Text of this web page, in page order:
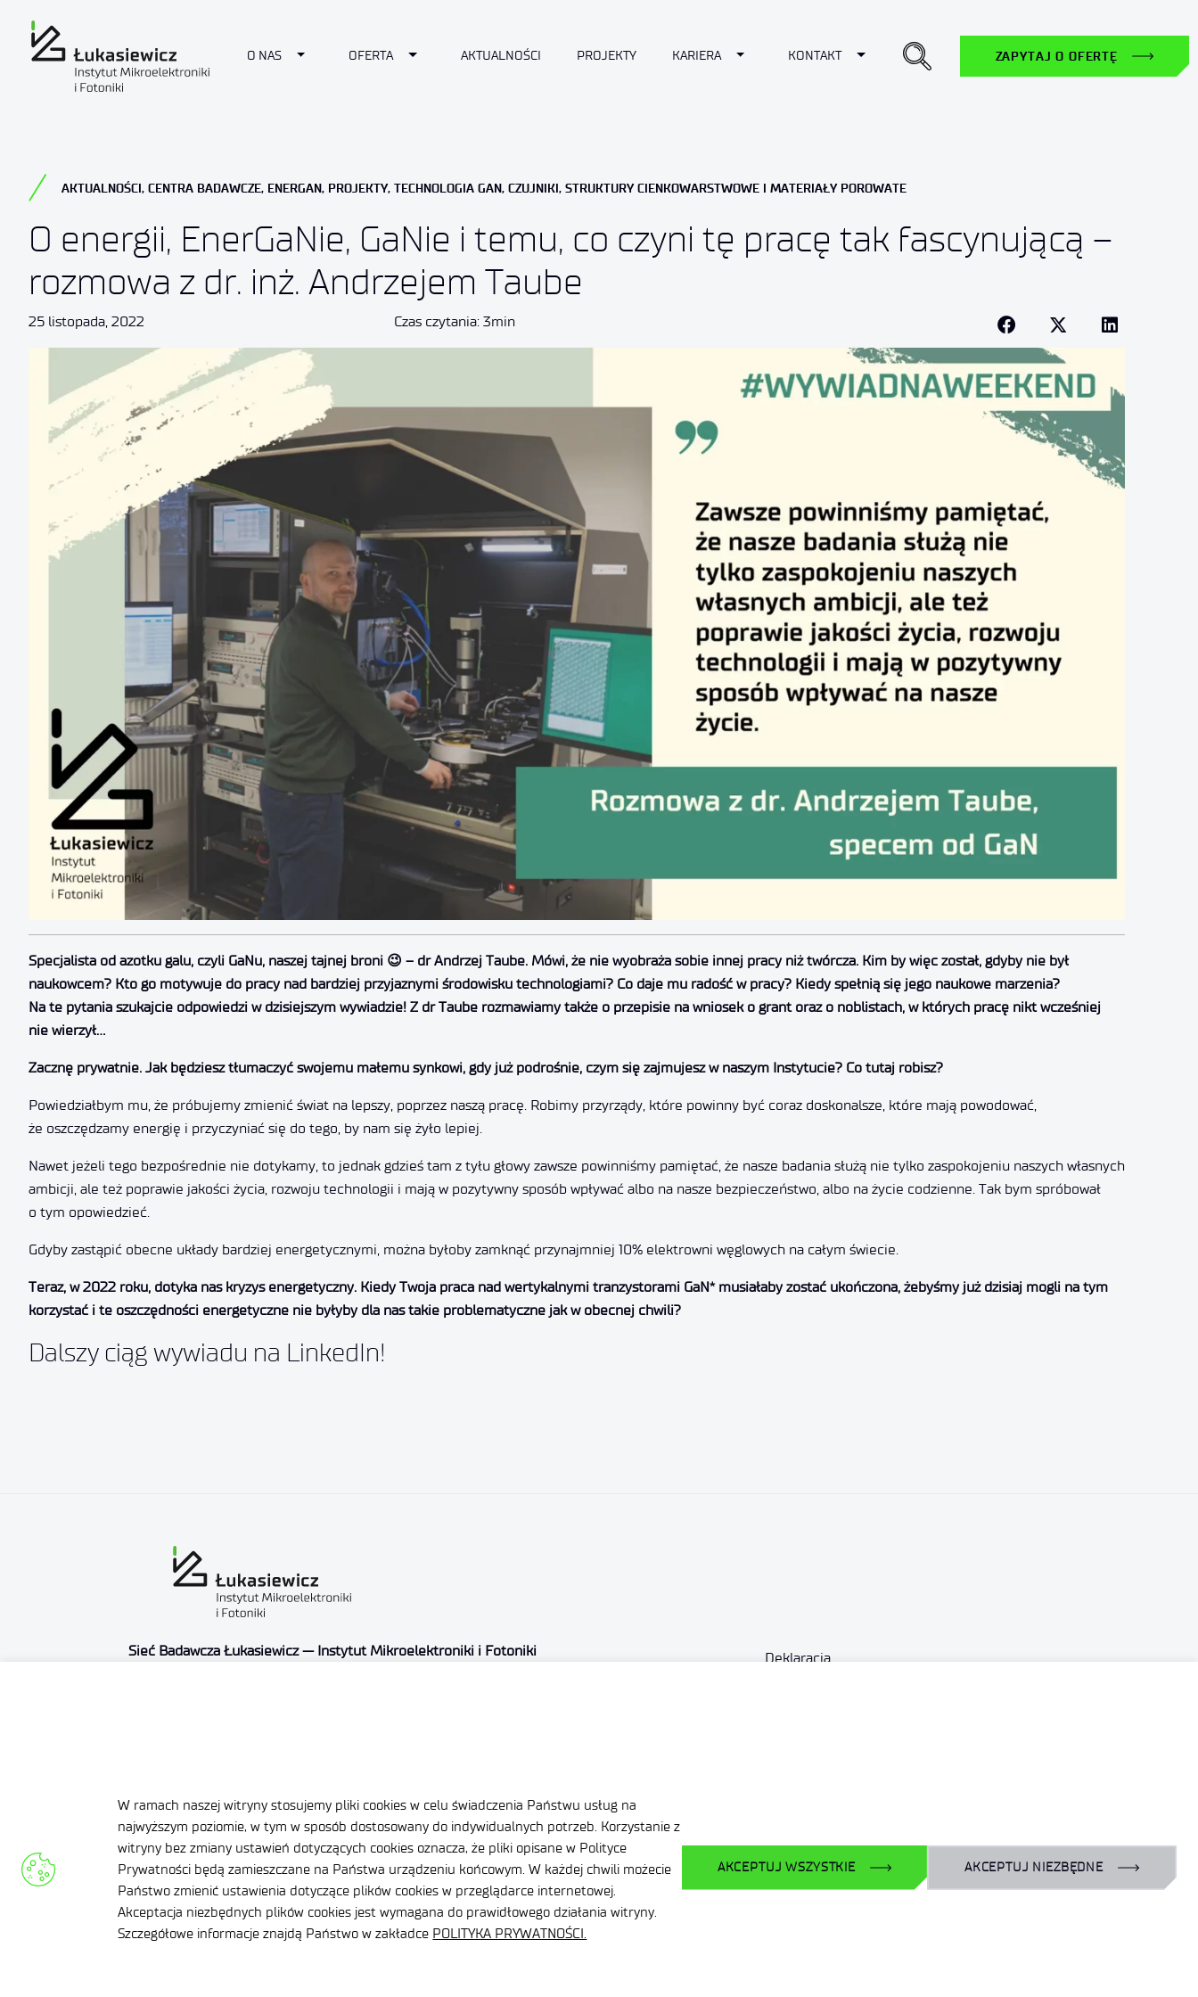
W ramach naszej witryny stosujemy pliki cookies w celu świadczenia Państwu usług na
najwyższym poziomie, w tym w sposób dostosowany do indywidualnych potrzeb. Korzystanie z
witryny bez zmiany ustawień dotyczących cookies oznacza, że pliki opisane w Polityce
Prywatności będą zamieszczane na Państwa urządzeniu końcowym. W każdej chwili możecie
Państwo zmienić ustawienia dotyczące plików cookies w przeglądarce internetowej.
Akceptacja niezbędnych plików cookies jest wymagana do prawidłowego działania witryny.
Szczegółowe informacje znajdą Państwo w zakładce POLITYKA PRYWATNOŚCI.
AKCEPTUJ WSZYSTKIE AKCEPTUJ NIEZBĘDNE
O NAS Toggle Dropdown
OFERTA Toggle Dropdown
AKTUALNOŚCI PROJEKTY KARIERA Toggle Dropdown
KONTAKT Toggle Dropdown ZAPYTAJ O OFERTĘ
AKTUALNOŚCI, CENTRA BADAWCZE, ENERGAN, PROJEKTY, TECHNOLOGIA GAN, CZUJNIKI, STRUKTURY CIENKOWARSTWOWE I MATERIAŁY POROWATE
O energii, EnerGaNie, GaNie i temu, co czyni tę pracę tak fascynującą –
rozmowa z dr. inż. Andrzejem Taube
25 listopada, 2022 Czas czytania: 3min
Specjalista od azotku galu, czyli GaNu, naszej tajnej broni 😉 – dr Andrzej Taube. Mówi, że nie wyobraża sobie innej pracy niż twórcza. Kim by więc został, gdyby nie był
naukowcem? Kto go motywuje do pracy nad bardziej przyjaznymi środowisku technologiami? Co daje mu radość w pracy? Kiedy spełnią się jego naukowe marzenia?
Na te pytania szukajcie odpowiedzi w dzisiejszym wywiadzie! Z dr Taube rozmawiamy także o przepisie na wniosek o grant oraz o noblistach, w których pracę nikt wcześniej
nie wierzył…
Zacznę prywatnie. Jak będziesz tłumaczyć swojemu małemu synkowi, gdy już podrośnie, czym się zajmujesz w naszym Instytucie? Co tutaj robisz?
Powiedziałbym mu, że próbujemy zmienić świat na lepszy, poprzez naszą pracę. Robimy przyrządy, które powinny być coraz doskonalsze, które mają powodować,
że oszczędzamy energię i przyczyniać się do tego, by nam się żyło lepiej.
Nawet jeżeli tego bezpośrednie nie dotykamy, to jednak gdzieś tam z tyłu głowy zawsze powinniśmy pamiętać, że nasze badania służą nie tylko zaspokojeniu naszych własnych
ambicji, ale też poprawie jakości życia, rozwoju technologii i mają w pozytywny sposób wpływać albo na nasze bezpieczeństwo, albo na życie codzienne. Tak bym spróbował
o tym opowiedzieć.
Gdyby zastąpić obecne układy bardziej energetycznymi, można byłoby zamknąć przynajmniej 10% elektrowni węglowych na całym świecie.
Teraz, w 2022 roku, dotyka nas kryzys energetyczny. Kiedy Twoja praca nad wertykalnymi tranzystorami GaN* musiałaby zostać ukończona, żebyśmy już dzisiaj mogli na tym
korzystać i te oszczędności energetyczne nie byłyby dla nas takie problematyczne jak w obecnej chwili?
Dalszy ciąg wywiadu na LinkedIn!
Sieć Badawcza Łukasiewicz — Instytut Mikroelektroniki i Fotoniki
Sąd Rejonowy dla m.st. Warszawy, XIII Wydział Gospodarczy
Nr rejestrowy BDO: 000505091
+48 22 54 87 816
sekretariat@imif.lukasiewicz.gov.pl
Deklaracja
Facebook
X